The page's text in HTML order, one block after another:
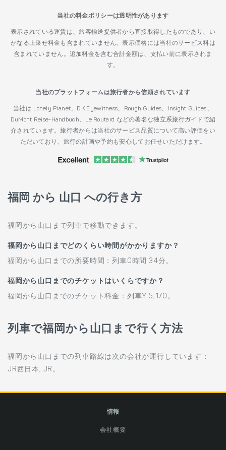
当社の料金ポリシーは透明性があります
表示されている運賃は、旅客輸送提供者から直接取得したものであり、い
かなる上乗せ料金も含まれていません。表示価格には当社のサービス料は
含まれていません。追加料金を含む合計金額は、支払い前に表示されま
す。
当社のプラットフォームは旅行者から信頼されています
当社は Lonely Planet、DK Eyewitness、Rough Guides、Insight Guides、
DuMont Reise-Handbuch、Le Routard などの著名な独立系旅行ガイドで紹
介されています。旅行者からは当社のサービス品質について高い評価をい
ただいており、旅行の計画や予約も安心してお任せいただけます。
福岡 から 山口 への行き方
福岡から山口まで列車で移動できます。
福岡から山口までどのくらい時間がかかりますか？
福岡から山口までの所要時間：列車0時間 34分。
福岡から山口までのチケットはいくらですか？
福岡から山口までのチケット料金：列車¥ 5,170。
列車で福岡から山口まで行く方法
福岡から山口までの列車路線は次の会社が運行しています：
JR西日本, JR。
情報
会社概要